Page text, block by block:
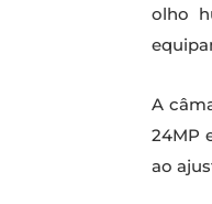
olho
A
24MP
ao